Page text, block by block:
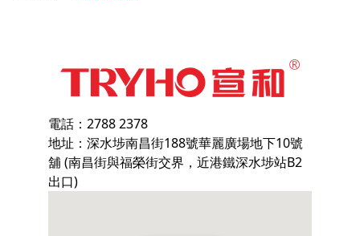
電話：2788 2378
地址：深水埗南昌街188號華麗廣場地下10號
舖 (南昌街與福榮街交界，近港鐵深水埗站B2
出口)